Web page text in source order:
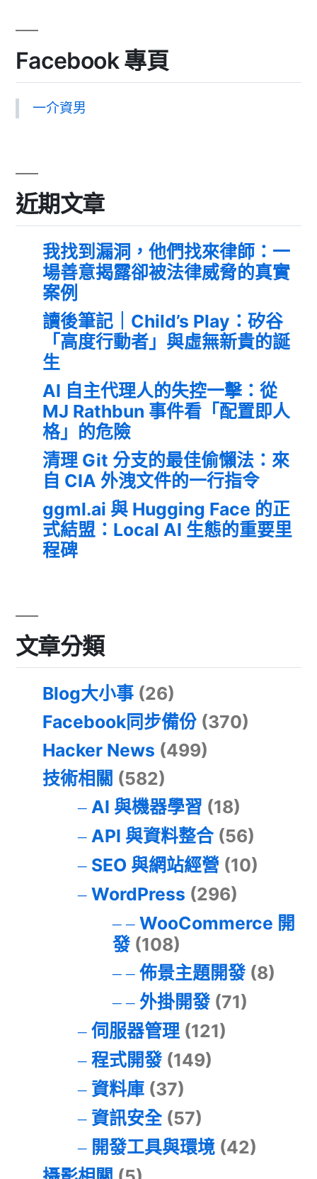
Facebook 專頁
一介資男
近期文章
我找到漏洞，他們找來律師：一
場善意揭露卻被法律威脅的真實
案例
讀後筆記｜Child’s Play：矽谷
「高度行動者」與虛無新貴的誕
生
AI 自主代理人的失控一擊：從
MJ Rathbun 事件看「配置即人
格」的危險
清理 Git 分支的最佳偷懶法：來
自 CIA 外洩文件的一行指令
ggml.ai 與 Hugging Face 的正
式結盟：Local AI 生態的重要里
程碑
文章分類
Blog大小事 (26)
Facebook同步備份 (370)
Hacker News (499)
技術相關 (582)
AI 與機器學習 (18)
API 與資料整合(56)
SEO 與網站經營 (10)
WordPress (296)
WooCommerce 開
發(108)
佈景主題開發(8)
外掛開發(71)
伺服器管理(121)
程式開發(149)
資料庫(37)
資訊安全(57)
開發工具與環境(42)